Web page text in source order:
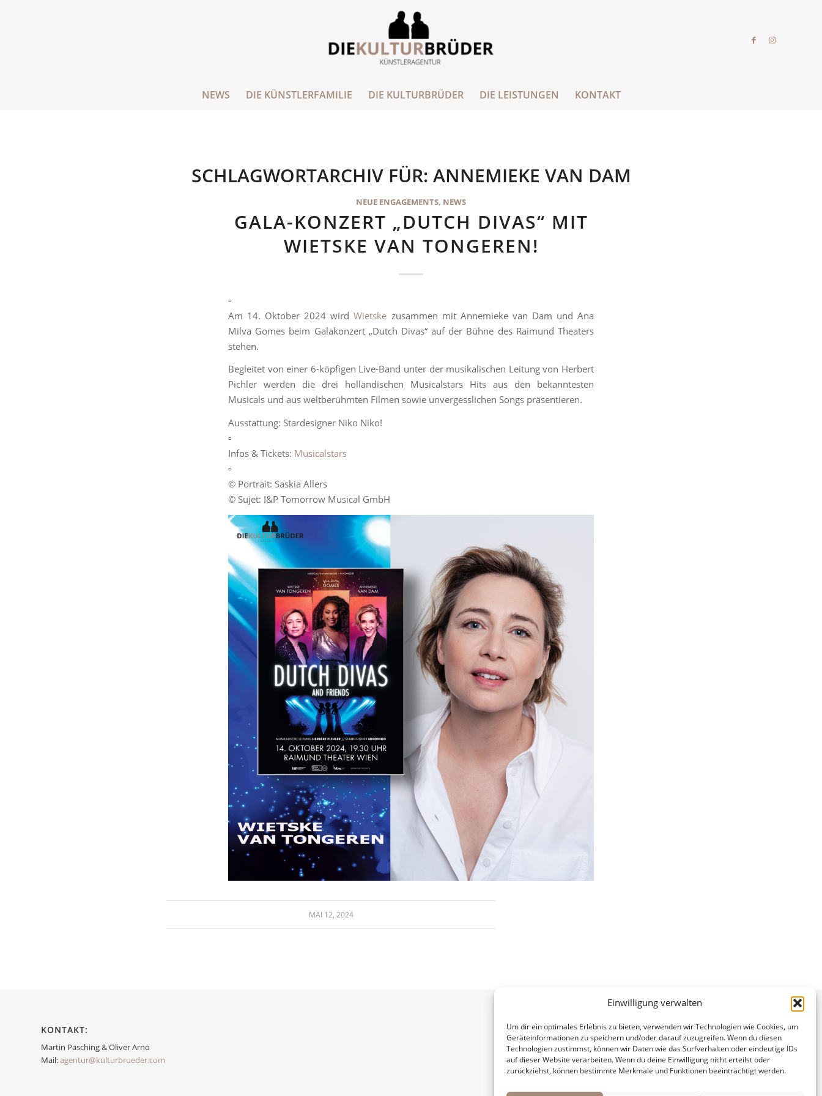
Einwilligung verwalten
Um dir ein optimales Erlebnis zu bieten, verwenden wir Technologien wie Cookies, um
Geräteinformationen zu speichern und/oder darauf zuzugreifen. Wenn du diesen
Technologien zustimmst, können wir Daten wie das Surfverhalten oder eindeutige IDs
auf dieser Website verarbeiten. Wenn du deine Einwilligung nicht erteilst oder
zurückziehst, können bestimmte Merkmale und Funktionen beeinträchtigt werden.
NEWS DIE KÜNSTLERFAMILIE DIE KULTURBRÜDER DIE LEISTUNGEN KONTAKT
SCHLAGWORTARCHIV FÜR: ANNEMIEKE VAN DAM
NEUE ENGAGEMENTS, NEWS
GALA-KONZERT „DUTCH DIVAS“ MIT
WIETSKE VAN TONGEREN!
▫️
Am 14. Oktober 2024 wirdWietske zusammen mit Annemieke van Dam und Ana
Milva Gomes beim Galakonzert „Dutch Divas“ auf der Bühne des Raimund Theaters
stehen.
Begleitet von einer 6-köpfigen Live-Band unter der musikalischen Leitung von Herbert
Pichler werden die drei holländischen Musicalstars Hits aus den bekanntesten
Musicals und aus weltberühmten Filmen sowie unvergesslichen Songs präsentieren.
Ausstattung: Stardesigner Niko Niko!
▫️
Infos & Tickets: Musicalstars
▫️
© Portrait: Saskia Allers
© Sujet: I&P Tomorrow Musical GmbH
MAI 12, 2024
KONTAKT:
Martin Pasching & Oliver Arno
Mail:agentur@kulturbrueder.com